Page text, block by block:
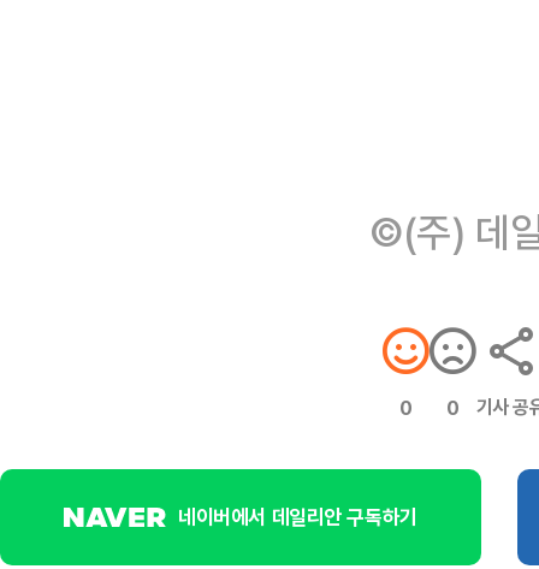
©(주) 데
0 0 기사 공
네이버에서 데일리안 구독하기